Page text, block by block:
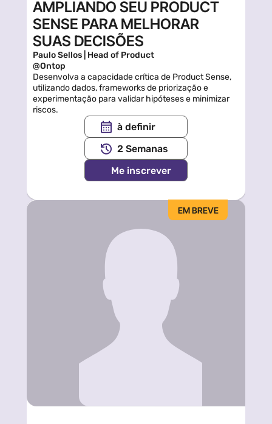
AMPLIANDO SEU PRODUCT
SENSE PARA MELHORAR
SUAS DECISÕES
Paulo Sellos | Head of Product
@Ontop
Desenvolva a capacidade crítica de Product Sense,
utilizando dados, frameworks de priorização e
experimentação para validar hipóteses e minimizar
riscos.
à definir
2 Semanas
Me inscrever
EM BREVE